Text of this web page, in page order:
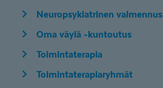
Neuropsykiatrinen valmennus
Oma väylä -kuntoutus
Toimintaterapia
Toimintaterapiaryhmät